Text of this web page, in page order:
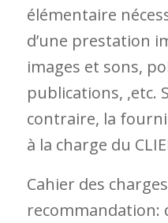
élémentaire
d’une prestation
images et sons,
publications, ,etc.
contraire, la
à la charge du
Cahier des
recommandation: